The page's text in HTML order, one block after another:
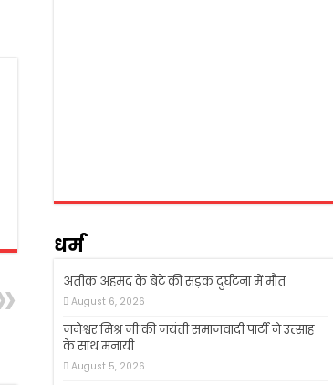
धर्म
अतीक़ अहमद के बेटे की सड़क दुर्घटना में मौत
August 6, 2026
जनेश्वर मिश्र जी की जयंती समाजवादी पार्टी ने उत्साह
के साथ मनायी
August 5, 2026